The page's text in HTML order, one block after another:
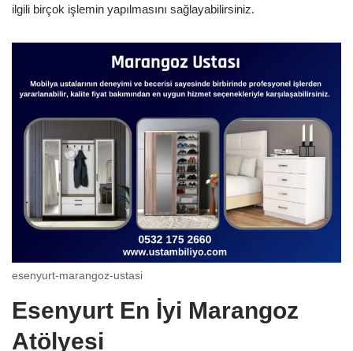
ilgili birçok işlemin yapılmasını sağlayabilirsiniz.
esenyurt-marangoz-ustasi
Esenyurt En İyi Marangoz
Atölyesi